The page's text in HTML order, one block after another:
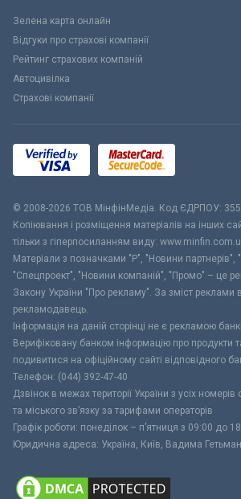
Зелена карта онлайн
Відгуки про страхові компанії
Рейтинг страхових компаній
Автоцивілка
Страхові компанії
© 2008-2026 ТОВ МiнфiнМедiа. Код ЄДРПОУ:
Копіювання і розміщення матеріалів на інших
тільки з гіперпосиланням виду:
Матеріали з позначками "Р", "Новини партнерів",
"Спецпроект", "Новини компаній", "Промо" – це
Закону України "Про рекламу". За зміст реклами
рекламодавець.
Інформація на даній сторінці не є рекламою
Верифіковану банком інформацію про продукти
подивитися на офіційному сайті відповідного
Телефон: (044) 392-47-40
Дзвінок в межах території України з усіх номерів
та міського зв’язку за тарифами операторів
Графік роботи: понеділок – п’ятниця з 09:00 до
Юридична адреса: Україна, Київ, Вадима